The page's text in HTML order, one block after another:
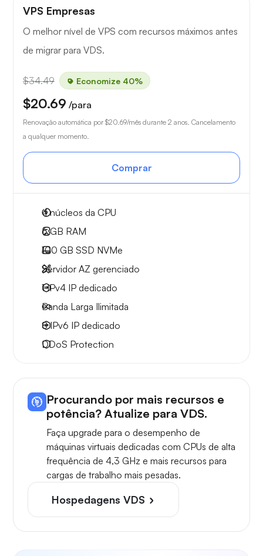
VPS Empresas
O melhor nível de VPS com recursos máximos antes
de migrar para VDS.
$34.49 Economize 40%
$20.69 /para
Renovação automática por $20.69/mês durante 2 anos. Cancelamento
a qualquer momento.
Comprar
4núcleos da CPU
6 GB RAM
100 GB SSD NVMe
Servidor AZ gerenciado
1 IPv4 IP dedicado
Banda Larga Ilimitada
8 IPv6 IP dedicado
DDoS Protection
Procurando por mais recursos e
potência? Atualize para VDS.
Faça upgrade para o desempenho de
máquinas virtuais dedicadas com CPUs de alta
frequência de 4,3 GHz e mais recursos para
cargas de trabalho mais pesadas.
Hospedagens VDS